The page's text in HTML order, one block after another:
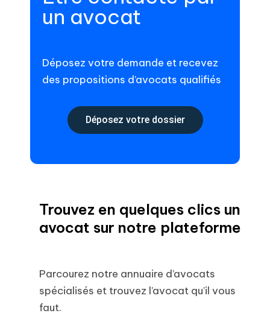
un avocat
Déposez votre demande et recevez
des propositions d’avocats qualifiés
Déposez votre dossier
Trouvez en quelques clics un
avocat sur notre plateforme
Parcourez notre annuaire d’avocats
spécialisés et trouvez l’avocat qu’il vous
faut.